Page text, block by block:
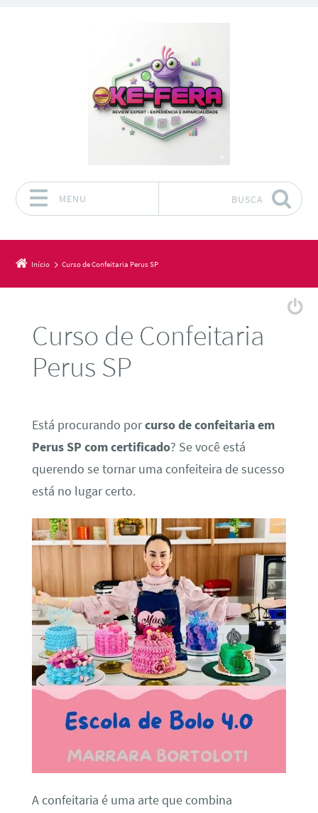
MENU BUSCA
Início Curso de Confeitaria Perus SP
Curso de Confeitaria
Perus SP
Está procurando porcurso de confeitaria em
Perus SP com certificado? Se você está
querendo se tornar uma confeiteira de sucesso
está no lugar certo.
A confeitaria é uma arte que combina